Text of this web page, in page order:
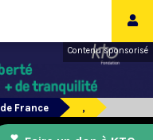
Contenu sponsorisé
France ,